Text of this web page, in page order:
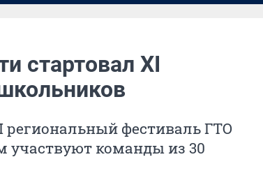
стартовал XI
региональный фестиваль ГТО
участвуют команды из 30